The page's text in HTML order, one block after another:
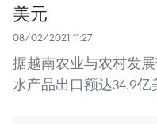
美元
08/02/2021 11:27
据越南农业与农村发
水产品出口额达34.9亿